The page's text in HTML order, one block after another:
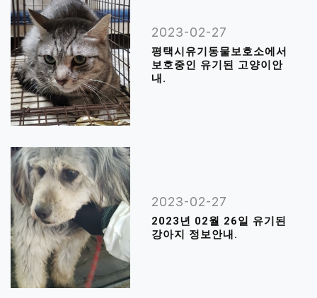
2023-02-27
평택시유기동물보호소에서
보호중인 유기된 고양이안
내.
2023-02-27
2023년 02월 26일 유기된
강아지 정보안내.